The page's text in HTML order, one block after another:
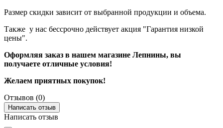
Размер скидки зависит от выбранной продукции и объема.
Также у нас бессрочно действует акция "Гарантия низкой
цены".
Оформляя заказ в нашем магазине Лепнины, вы
получаете отличные условия!
Желаем приятных покупок!
Отзывов (0)
Написать отзыв
Написать отзыв